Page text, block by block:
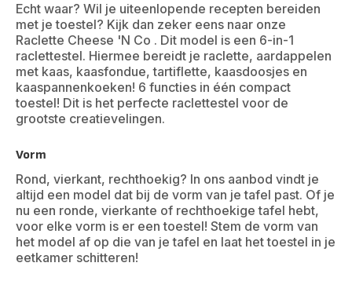
Echt waar? Wil je uiteenlopende recepten bereiden
met je toestel? Kijk dan zeker eens naar onze
Raclette Cheese 'N Co . Dit model is een 6-in-1
raclettestel. Hiermee bereidt je raclette, aardappelen
met kaas, kaasfondue, tartiflette, kaasdoosjes en
kaaspannenkoeken! 6 functies in één compact
toestel! Dit is het perfecte raclettestel voor de
grootste creatievelingen.
Vorm
Rond, vierkant, rechthoekig? In ons aanbod vindt je
altijd een model dat bij de vorm van je tafel past. Of je
nu een ronde, vierkante of rechthoekige tafel hebt,
voor elke vorm is er een toestel! Stem de vorm van
het model af op die van je tafel en laat het toestel in je
eetkamer schitteren!